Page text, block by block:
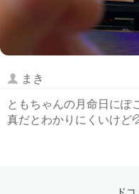
まき
ともちゃんの月命日にぽ
真だとわかりにくいけど